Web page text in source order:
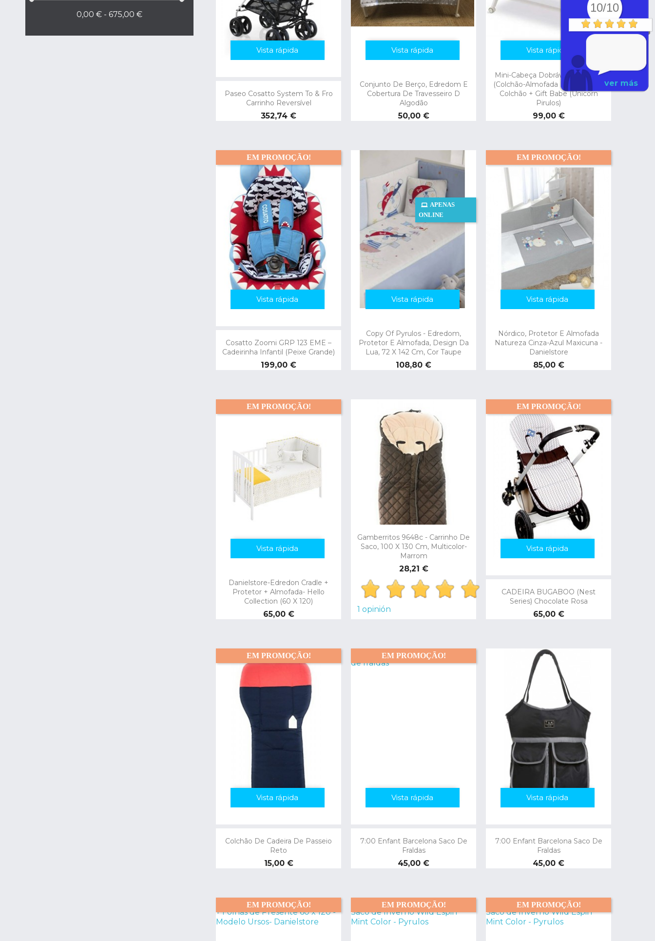
0,00 € - 675,00 €
Paseo Cosatto System To & Fro
Carrinho Reversível
Preço
352,74 €
Vista rápida
Conjunto De Berço, Edredom E
Cobertura De Travesseiro D
Algodão
Preço
50,00 €
APENAS
ONLINE
Vista rápida
Mini-Cabeça Dobrável + Roupas
(colchão-Almofada E Protetor) +
Colchão + Gift Babe (Unicorn
Pirulos)
Preço
99,00 €
Vista rápida
Cosatto Zoomi GRP 123 EME –
Cadeirinha Infantil (Peixe Grande)
Preço
199,00 €
EM PROMOÇÃO!
Vista rápida
Copy Of Pyrulos - Edredom,
Protetor E Almofada, Design Da
Lua, 72 X 142 Cm, Cor Taupe
Preço
108,80 €
Vista rápida
Nórdico, Protetor E Almofada
Natureza Cinza-Azul Maxicuna -
Danielstore
Preço
85,00 €
EM PROMOÇÃO!
Vista rápida
Danielstore-Edredon Cradle +
Protetor + Almofada- Hello
Collection (60 X 120)
Preço
65,00 €
EM PROMOÇÃO!
Vista rápida
Gamberritos 9648c - Carrinho De
Saco, 100 X 130 Cm, Multicolor-
Marrom
Preço
28,21 €
1 opinión
Vista rápida
CADEIRA BUGABOO (Nest
Series) Chocolate Rosa
Preço
65,00 €
EM PROMOÇÃO!
Vista rápida
Colchão De Cadeira De Passeio
Reto
Preço
15,00 €
EM PROMOÇÃO!
Vista rápida
7:00 Enfant Barcelona Saco De
Fraldas
Preço
45,00 €
EM PROMOÇÃO!
Vista rápida
7:00 Enfant Barcelona Saco De
Fraldas
Preço
45,00 €
Vista rápida
EM PROMOÇÃO! EM PROMOÇÃO! EM PROMOÇÃO!
10/10
ver más